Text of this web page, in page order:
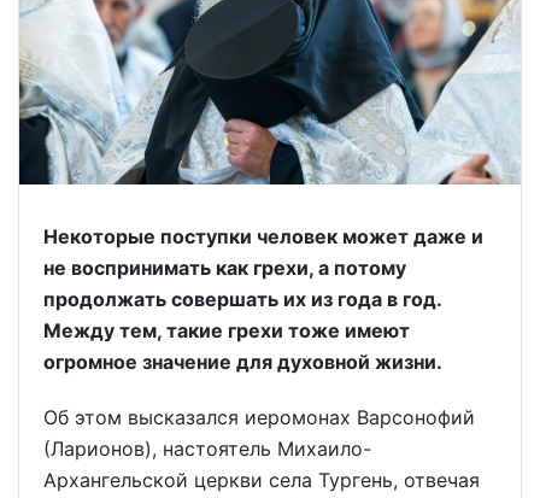
Некоторые поступки человек может даже и
не воспринимать как грехи, а потому
продолжать совершать их из года в год.
Между тем, такие грехи тоже имеют
огромное значение для духовной жизни.
Об этом высказался иеромонах Варсонофий
(Ларионов), настоятель Михаило-
Архангельской церкви села Тургень, отвечая